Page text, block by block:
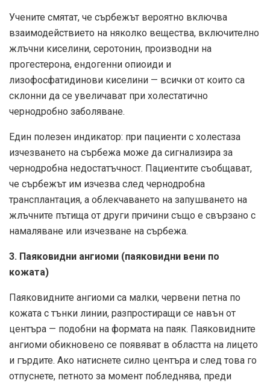
Учените смятат, че сърбежът вероятно включва
взаимодействието на няколко вещества, включително
жлъчни киселини, серотонин, производни на
прогестерона, ендогенни опиоиди и
лизофосфатидинови киселини — всички от които са
склонни да се увеличават при холестатично
чернодробно заболяване.
Един полезен индикатор: при пациенти с холестаза
изчезването на сърбежа може да сигнализира за
чернодробна недостатъчност. Пациентите съобщават,
че сърбежът им изчезва след чернодробна
трансплантация, а облекчаването на запушването на
жлъчните пътища от други причини също е свързано с
намаляване или изчезване на сърбежа.
3. Паяковидни ангиоми (паяковидни вени по
кожата)
Паяковидните ангиоми са малки, червени петна по
кожата с тънки линии, разпростиращи се навън от
центъра — подобни на формата на паяк. Паяковидните
ангиоми обикновено се появяват в областта на лицето
и гърдите. Ако натиснете силно центъра и след това го
отпуснете, петното за момент побледнява, преди